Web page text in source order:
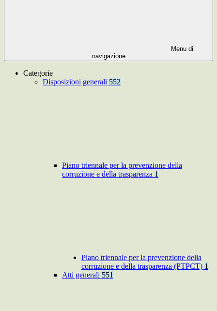
Menu di
navigazione
Categorie
Disposizioni generali 552
Piano triennale per la prevenzione della
corruzione e della trasparenza 1
Piano triennale per la prevenzione della
corruzione e della trasparenza (PTPCT) 1
Atti generali 551